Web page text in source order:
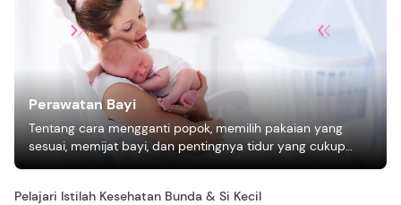
Perawatan Bayi
Tentang cara mengganti popok, memilih pakaian yang
sesuai, memijat bayi, dan pentingnya tidur yang cukup
bagi pertumbuhan bayi.
Pelajari Istilah Kesehatan Bunda & Si Kecil